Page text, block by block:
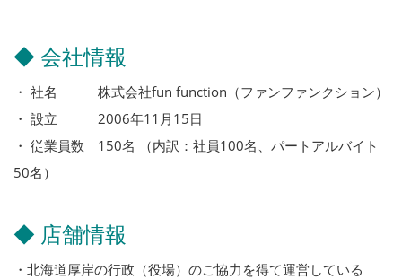
◆ 会社情報
・ 社名 株式会社fun function（ファンファンクション）
・ 設立 2006年11月15日
・ 従業員数 150名 （内訳：社員100名、パートアルバイト
50名）
◆ 店舗情報
・北海道厚岸の行政（役場）のご協力を得て運営している